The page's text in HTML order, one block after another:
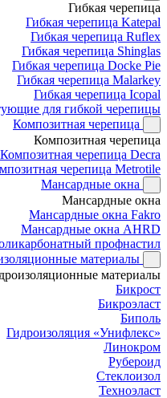
Гибкая черепица
Гибкая черепица Katepal
Гибкая черепица Ruflex
Гибкая черепица Shinglas
Гибкая черепица Docke Pie
Гибкая черепица Malarkey
Гибкая черепица Icopal
для гибкой черепицы
Композитная черепица
Композитная черепица
Композитная черепица Decra
черепица Metrotile
Мансардные окна
Мансардные окна
Мансардные окна Fakro
Мансардные окна AHRD
профнастил
материалы
материалы
Бикрост
Бикроэласт
Биполь
Гидроизоляция «Унифлекс»
Линокром
Рубероид
Стеклоизол
Техноэласт